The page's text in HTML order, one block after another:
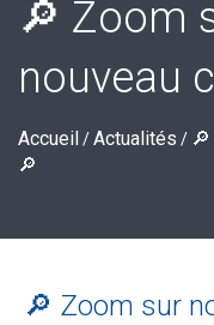
🔎 Zoom
nouveau
Accueil/Actualités /
🔎
🔎 Zoom sur